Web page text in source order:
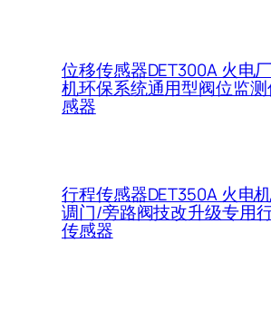
位移传感器DET300A 火电
机环保系统通用型阀位监
感器
行程传感器DET350A 火电
调门/旁路阀技改升级专用
传感器